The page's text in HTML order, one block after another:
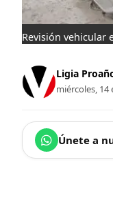
Revisión vehicular
Ligia
miércoles, 14
Únete a